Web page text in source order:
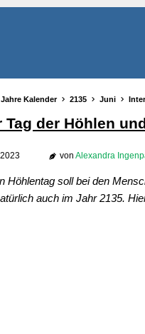
Jahre Kalender 2135 Juni
der Höhlen
von Alexandra
Höhlentag soll bei den
auch im Jahr 2135.